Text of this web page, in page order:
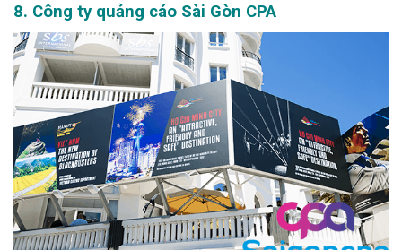
8. Công ty quảng cáo Sài Gòn CPA